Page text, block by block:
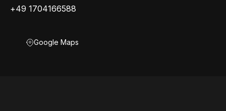
+49 1704166588
Google Maps